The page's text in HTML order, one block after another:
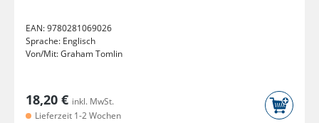
EAN:9780281069026
Sprache: Englisch
Von/Mit:Graham Tomlin
18,20 € inkl. MwSt.
Lieferzeit 1-2 Wochen